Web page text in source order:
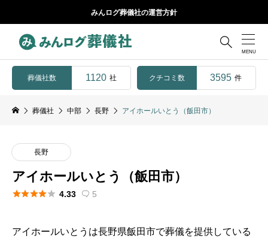
みんログ葬儀社の運営方針

葬儀社数 1120 社 クチコミ数 3595 件
葬儀社 中部 長野 アイホールいとう（飯田市）
長野
アイホールいとう（飯田市）
 4.33  5
アイホールいとうは長野県飯田市で葬儀を提供している